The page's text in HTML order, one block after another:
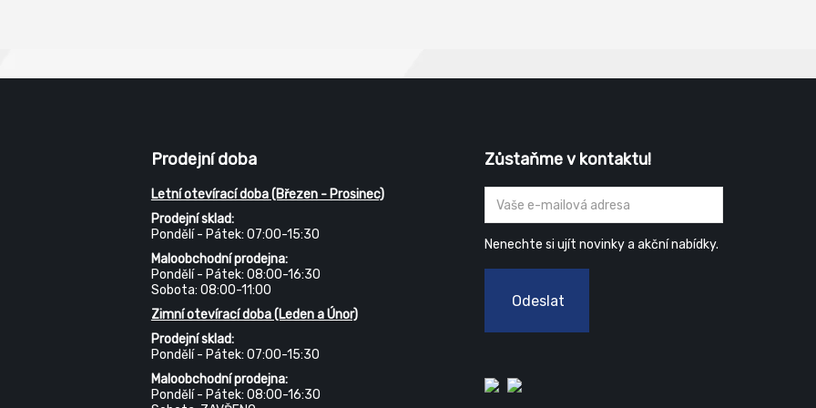
Prodejní doba
Letní otevírací doba (Březen - Prosinec)
Prodejní sklad:
Pondělí - Pátek: 07:00-15:30
Maloobchodní prodejna:
Pondělí - Pátek: 08:00-16:30
Sobota: 08:00-11:00
Zimní otevírací doba (Leden a Únor)
Prodejní sklad:
Pondělí - Pátek: 07:00-15:30
Maloobchodní prodejna:
Pondělí - Pátek: 08:00-16:30
Zůstaňme v kontaktu!
Nenechte si ujít novinky a akční nabídky.
Odeslat